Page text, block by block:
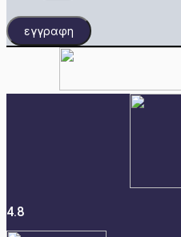
εγγραφη
4.8